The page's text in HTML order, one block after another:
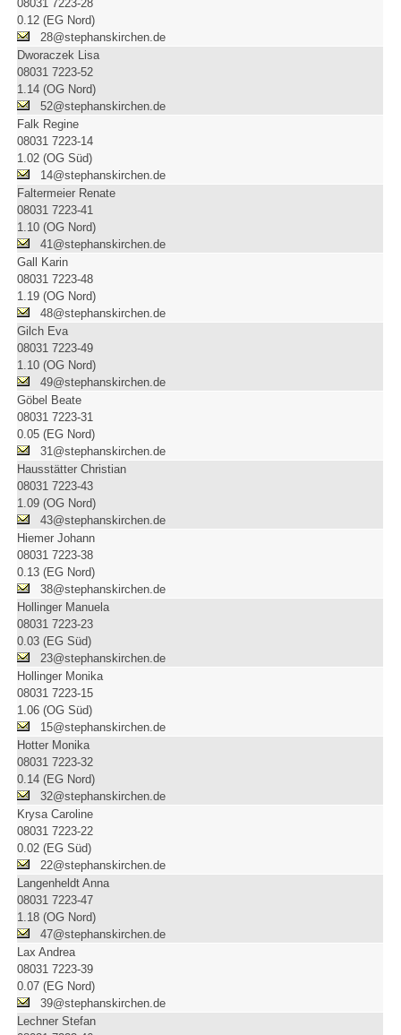
08031 7223-28
0.12 (EG Nord)
28@stephanskirchen.de
Dworaczek Lisa
08031 7223-52
1.14 (OG Nord)
52@stephanskirchen.de
Falk Regine
08031 7223-14
1.02 (OG Süd)
14@stephanskirchen.de
Faltermeier Renate
08031 7223-41
1.10 (OG Nord)
41@stephanskirchen.de
Gall Karin
08031 7223-48
1.19 (OG Nord)
48@stephanskirchen.de
Gilch Eva
08031 7223-49
1.10 (OG Nord)
49@stephanskirchen.de
Göbel Beate
08031 7223-31
0.05 (EG Nord)
31@stephanskirchen.de
Hausstätter Christian
08031 7223-43
1.09 (OG Nord)
43@stephanskirchen.de
Hiemer Johann
08031 7223-38
0.13 (EG Nord)
38@stephanskirchen.de
Hollinger Manuela
08031 7223-23
0.03 (EG Süd)
23@stephanskirchen.de
Hollinger Monika
08031 7223-15
1.06 (OG Süd)
15@stephanskirchen.de
Hotter Monika
08031 7223-32
0.14 (EG Nord)
32@stephanskirchen.de
Krysa Caroline
08031 7223-22
0.02 (EG Süd)
22@stephanskirchen.de
Langenheldt Anna
08031 7223-47
1.18 (OG Nord)
47@stephanskirchen.de
Lax Andrea
08031 7223-39
0.07 (EG Nord)
39@stephanskirchen.de
Lechner Stefan